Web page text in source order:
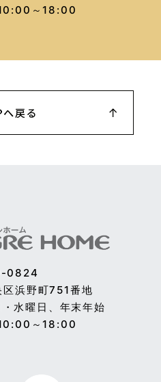
～18:00
0824
区浜野町751番地
・水曜日、年末年始
～18:00